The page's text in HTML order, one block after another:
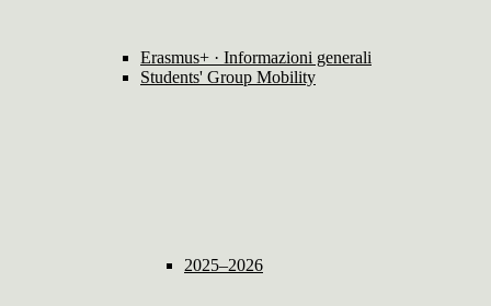
Erasmus+ · Informazioni generali
Students' Group Mobility
2025–2026